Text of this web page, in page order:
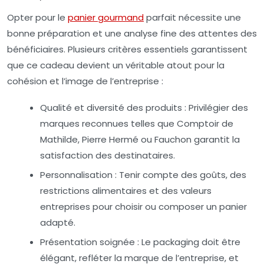
Opter pour le panier gourmandparfait nécessite une
bonne préparation et une analyse fine des attentes des
bénéficiaires. Plusieurs critères essentiels garantissent
que ce cadeau devient un véritable atout pour la
cohésion et l’image de l’entreprise :
Qualité et diversité des produits : Privilégier des
marques reconnues telles que Comptoir de
Mathilde, Pierre Hermé ou Fauchon garantit la
satisfaction des destinataires.
Personnalisation : Tenir compte des goûts, des
restrictions alimentaires et des valeurs
entreprises pour choisir ou composer un panier
adapté.
Présentation soignée : Le packaging doit être
élégant, refléter la marque de l’entreprise, et